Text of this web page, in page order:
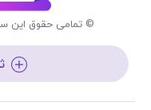
© تمامی حقوق این